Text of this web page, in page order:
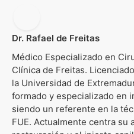
Dr. Rafael de Freitas
Médico Especializado en
Clínica de Freitas.
la Universidad de
formado y especializado en
siendo un referente en la
FUE. Actualmente centra su